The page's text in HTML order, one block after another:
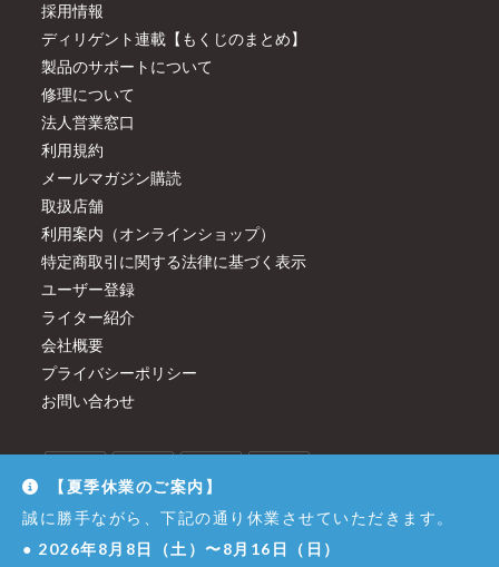
採用情報
ディリゲント連載【もくじのまとめ】
製品のサポートについて
修理について
法人営業窓口
利用規約
メールマガジン購読
取扱店舗
利用案内（オンラインショップ）
特定商取引に関する法律に基づく表示
ユーザー登録
ライター紹介
会社概要
プライバシーポリシー
お問い合わせ
【夏季休業のご案内】
誠に勝手ながら、下記の通り休業させていただきます。
● 2026年8月8日（土）〜8月16日（日）